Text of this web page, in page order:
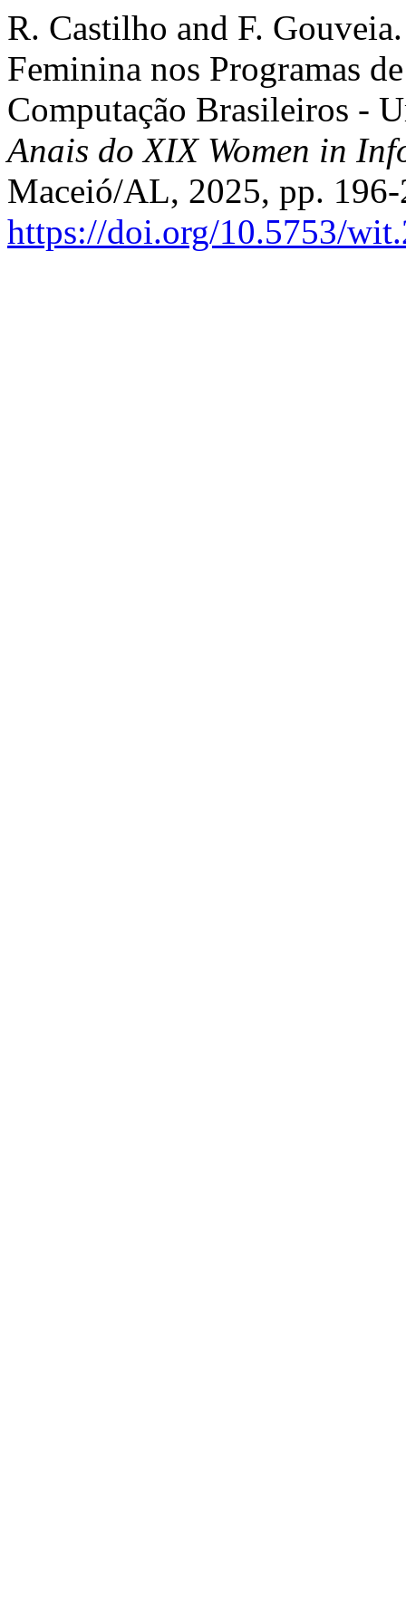
R. Castilho and F.
Feminina nos Programas
Computação Brasileiros -
Anais do XIX Women in
Maceió/AL, 2025, pp.
https://doi.org/10.5753/